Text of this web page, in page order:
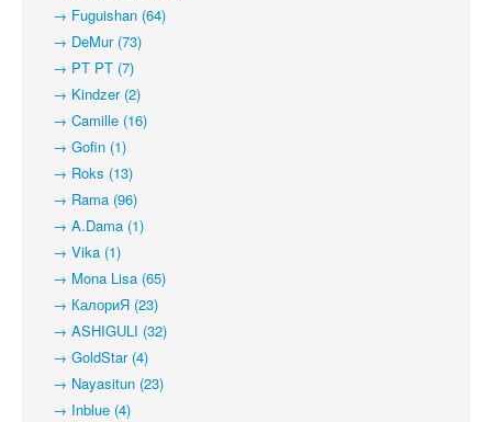
→ Fuguishan (64)
→ DeMur (73)
→ PT PT (7)
→ Kindzer (2)
→ Camille (16)
→ Gofin (1)
→ Roks (13)
→ Rama (96)
→ A.Dama (1)
→ Vika (1)
→ Mona Lisa (65)
→ КалориЯ (23)
→ ASHIGULI (32)
→ GoldStar (4)
→ Nayasitun (23)
→ Inblue (4)